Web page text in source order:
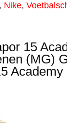
Nike,
15
(MG)
Academy